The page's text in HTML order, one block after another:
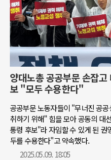
양대노총 공공부문 손잡
보 "모두 수용한다"
공공부문 노동자들이 "무너진 공
취하기 위해" 힘을 모아 공동의 대
통령 후보"라 자임할 수 있게 된
두를 수용한다"고 약속했다.
2025.05.09. 18:05